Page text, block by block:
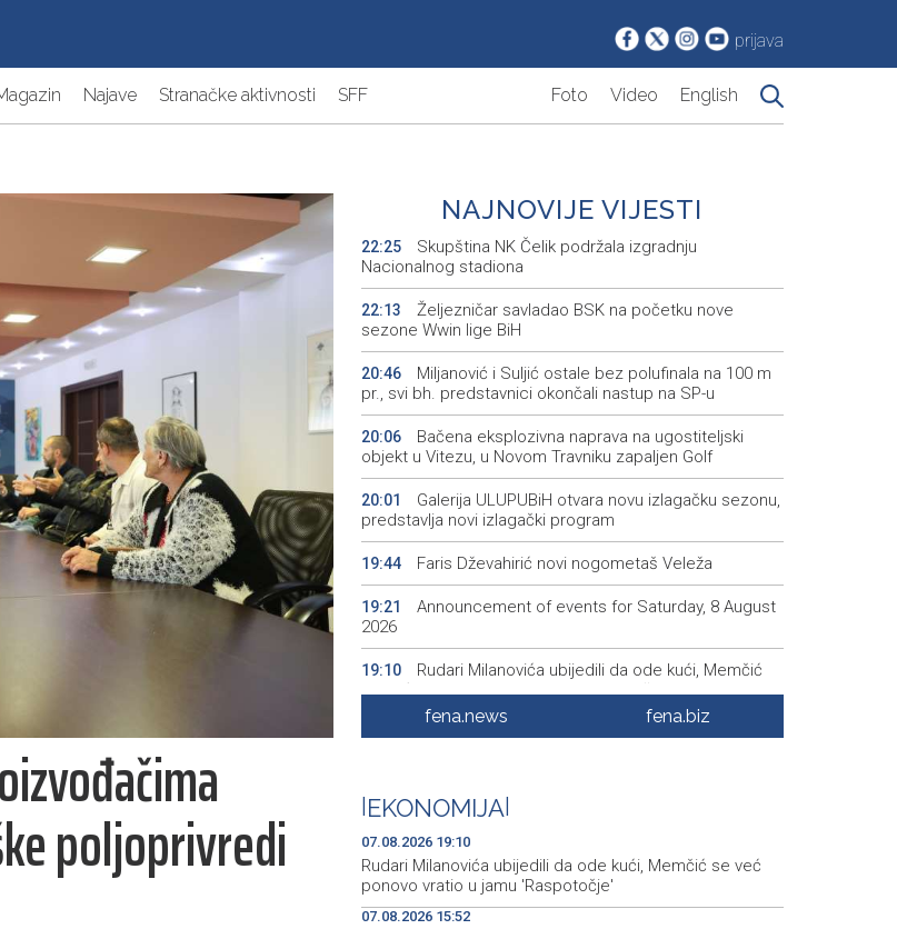
prijava
Najave Stranačke aktivnosti SFF Foto Video English
poljoprivredi
NAJNOVIJE VIJESTI
22:25
Skupština NK Čelik podržala izgradnju
Nacionalnog stadiona
22:13
Željezničar savladao BSK na početku nove
sezone Wwin lige BiH
20:46
Miljanović i Suljić ostale bez polufinala na 100 m
pr., svi bh. predstavnici okončali nastup na SP-u
20:06
Bačena eksplozivna naprava na ugostiteljski
objekt u Vitezu, u Novom Travniku zapaljen Golf
20:01
Galerija ULUPUBiH otvara novu izlagačku sezonu,
predstavlja novi izlagački program
19:44 Faris Dževahirić novi nogometaš Veleža
19:21
Announcement of events for Saturday, 8 August
2026
19:10
Rudari Milanovića ubijedili da ode kući, Memčić
se već ponovo vratio u jamu 'Raspotočje'
Sarajevo Film Festival presents Kinoscope and
19:00 Najave događaja za 8. 8. 2026. godine (subota)
fena.news fena.biz
EKONOMIJA
07.08.2026 19:10
Rudari Milanovića ubijedili da ode kući, Memčić se već
ponovo vratio u jamu 'Raspotočje'
07.08.2026 15:52